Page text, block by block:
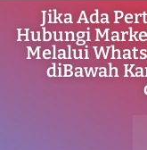
Jika Ada
Hubungi
Melalui
diBawah